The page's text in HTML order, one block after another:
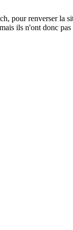
pour renverser la
ils n'ont donc pas